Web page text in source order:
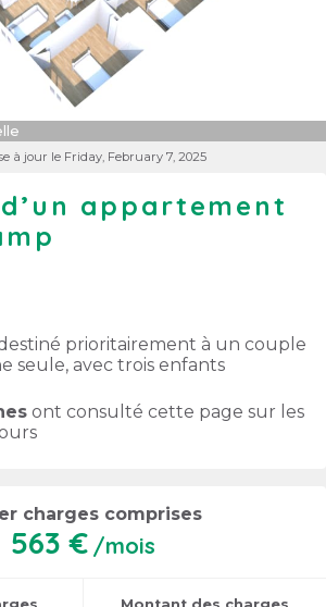
à jour le Friday, February 7, 2025
appartement
prioritairement à un couple
seule, avec trois enfants
ont consulté cette page sur les
charges comprises
563 € /mois